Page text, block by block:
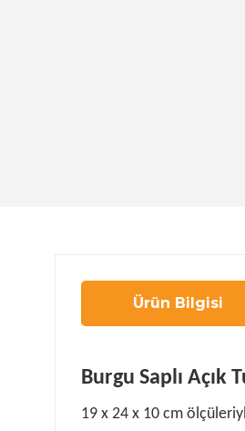
Ürün Bilgisi
Burgu Saplı Açık
19 x 24 x 10 cm